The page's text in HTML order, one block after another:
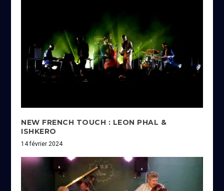
NEW FRENCH TOUCH : LEON PHAL &
ISHKERO
14 février 2024